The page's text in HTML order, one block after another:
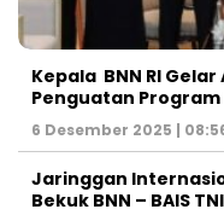
Kepala BNN RI Gelar
Penguatan Program
6 Desember 2025 |
Jaringgan
Bekuk BNN – BAIS